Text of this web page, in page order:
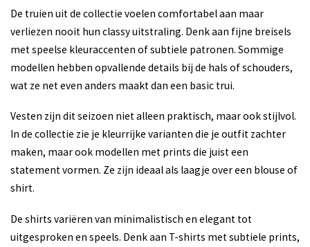
De truien uit de collectie voelen comfortabel aan maar
verliezen nooit hun classy uitstraling. Denk aan fijne breisels
met speelse kleuraccenten of subtiele patronen. Sommige
modellen hebben opvallende details bij de hals of schouders,
wat ze net even anders maakt dan een basic trui.
Vesten zijn dit seizoen niet alleen praktisch, maar ook stijlvol.
In de collectie zie je kleurrijke varianten die je outfit zachter
maken, maar ook modellen met prints die juist een
statement vormen. Ze zijn ideaal als laagje over een blouse of
shirt.
De shirts variëren van minimalistisch en elegant tot
uitgesproken en speels. Denk aan T-shirts met subtiele prints,